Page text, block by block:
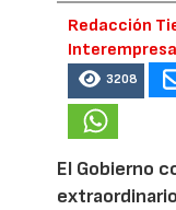
Redacción
3208
El Gobierno